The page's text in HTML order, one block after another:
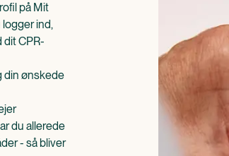
på Mit
ind,
dit CPR-
din ønskede
du allerede
- så bliver